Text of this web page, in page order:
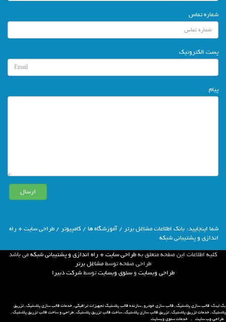
شماره تماس
پست الکترونیک
پیام
شما اينجاييد: بانك اطلاعات مشاغل برتر / آموزشگاه ها / کامپیوتر / طراحی سایت + راه
اندازی و پشتیبانی شبکه
كليه اطلاعات اين صفحه متعلق بهطراحی سایت + راه اندازی و پشتیبانی شبکهمي باشد
طراحي صفحه توسطمشاغل برتر
طراحی وبسایت وسئوی وبسایتتوسطشركت دبيرا
بک لینک:قالب سازی پلاستیک,قالب سازی خودرو,سازنده قالب پلاستیک تجهیزات ترافیکی,خدمات قالب سازی پلاستیک,تزریق
پلاستیک,خدمات تزریق پلاستیک,تزریق قالب سازی پلاستیک,ساخت قالب تزریق پلاستیک,طراحی و ساخت قالب تزریق پلاستیک,
طراحی وب سایت , خدمات سئوی وبسایت